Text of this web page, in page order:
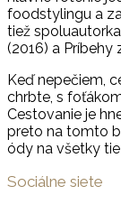
foodstylingu a
tiež
(2016) a Príbehy
Keď nepečiem,
chrbte, s
Cestovanie je
preto na tomto
ódy na všetky
Sociálne siete